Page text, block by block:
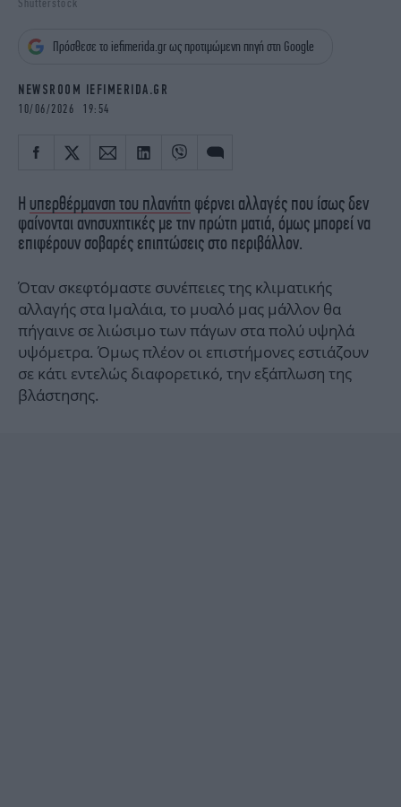
iBOOKS
OSCARS
NEWSLETTER
Shutterstock
Πρόσθεσε το iefimerida.gr ως προτιμώμενη πηγή στη Google
NEWSROOM IEFIMERIDA.GR
10/06/2026 19:54
Η υπερθέρμανση του πλανήτη φέρνει αλλαγές που ίσως δεν
φαίνονται ανησυχητικές με την πρώτη ματιά, όμως μπορεί να
επιφέρουν σοβαρές επιπτώσεις στο περιβάλλον.
Όταν σκεφτόμαστε συνέπειες της κλιματικής
αλλαγής στα Ιμαλάια, το μυαλό μας μάλλον θα
πήγαινε σε λιώσιμο των πάγων στα πολύ υψηλά
υψόμετρα. Όμως πλέον οι επιστήμονες εστιάζουν
σε κάτι εντελώς διαφορετικό, την εξάπλωση της
βλάστησης.